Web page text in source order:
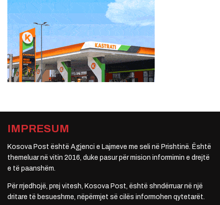
IMPRESUM
Kosova Post është Agjenci e Lajmeve me seli në Prishtinë. Është
themeluar në vitin 2016, duke pasur për mision informimin e drejtë
e të paanshëm.
Për rrjedhojë, prej vitesh, Kosova Post, është shndërruar në një
dritare të besueshme, nëpërmjet së cilës informohen qytetarët.